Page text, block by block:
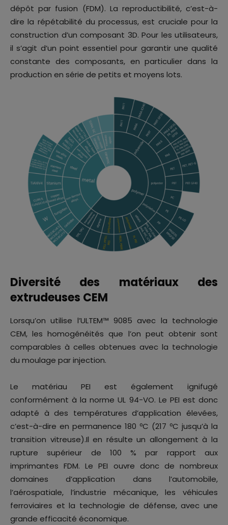
dépôt par fusion (FDM). La reproductibilité, c’est-à-
dire la répétabilité du processus, est cruciale pour la
construction d’un composant 3D. Pour les utilisateurs,
il s’agit d’un point essentiel pour garantir une qualité
constante des composants, en particulier dans la
production en série de petits et moyens lots.
Diversité des matériaux des
extrudeuses CEM
Lorsqu’on utilise l’ULTEM™ 9085 avec la technologie
CEM, les homogénéités que l’on peut obtenir sont
comparables à celles obtenues avec la technologie
du moulage par injection.
Le matériau PEI est également ignifugé
conformément à la norme UL 94-VO. Le PEI est donc
adapté à des températures d’application élevées,
c’est-à-dire en permanence 180 ºC (217 ºC jusqu’à la
transition vitreuse).Il en résulte un allongement à la
rupture supérieur de 100 % par rapport aux
imprimantes FDM. Le PEI ouvre donc de nombreux
domaines d’application dans l’automobile,
l’aérospatiale, l’industrie mécanique, les véhicules
ferroviaires et la technologie de défense, avec une
grande efficacité économique.